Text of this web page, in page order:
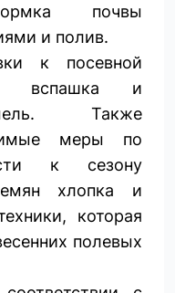
почвы
и полив.
к посевной
вспашка и
Также
меры по
к сезону
хлопка и
которая
полевых